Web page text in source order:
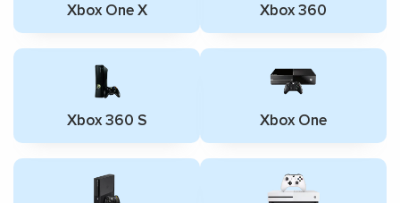
Xbox One X Xbox 360
Xbox 360 S Xbox One